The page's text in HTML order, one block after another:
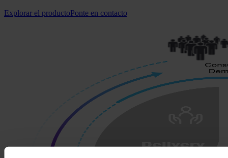
Explorar el productoPonte en contacto